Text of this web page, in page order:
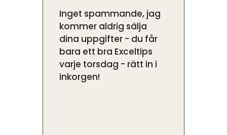
Inget spammande, jag
kommer aldrig sälja
dina uppgifter - du får
bara ett bra Exceltips
varje torsdag - rätt in i
inkorgen!